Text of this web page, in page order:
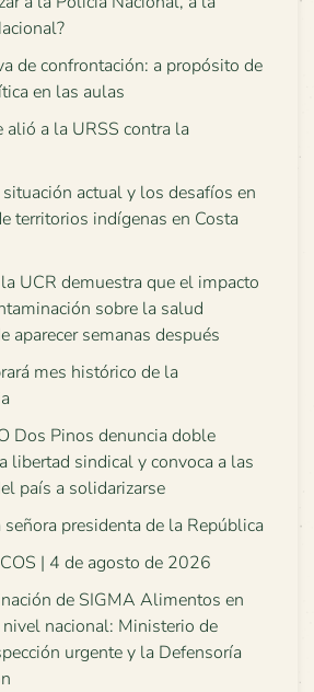
de confrontación: a propósito de
en las aulas
alió a la URSS contra la
actual y los desafíos en
territorios indígenas en Costa
UCR demuestra que el impacto
sobre la salud
aparecer semanas después
mes histórico de la
Dos Pinos denuncia doble
libertad sindical y convoca a las
país a solidarizarse
señora presidenta de la República
| 4 de agosto de 2026
de SIGMA Alimentos en
nivel nacional: Ministerio de
urgente y la Defensoría